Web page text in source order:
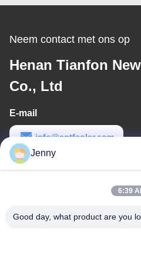
Zonnemacht - steun
Neem contact met ons op
Henan Tianfon
Co., Ltd
E-mail
info@cntfsolar.com
Werktijd
Jenny
6:39
Good day, what product are you